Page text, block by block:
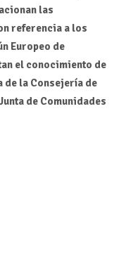
las
referencia a los
Europeo de
el conocimiento de
de la Consejería de
de Comunidades